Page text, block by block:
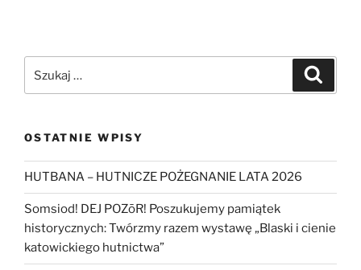
OSTATNIE WPISY
HUTBANA – HUTNICZE POŻEGNANIE LATA 2026
Somsiod! DEJ POZōR! Poszukujemy pamiątek
historycznych: Twórzmy razem wystawę „Blaski i cienie
katowickiego hutnictwa”